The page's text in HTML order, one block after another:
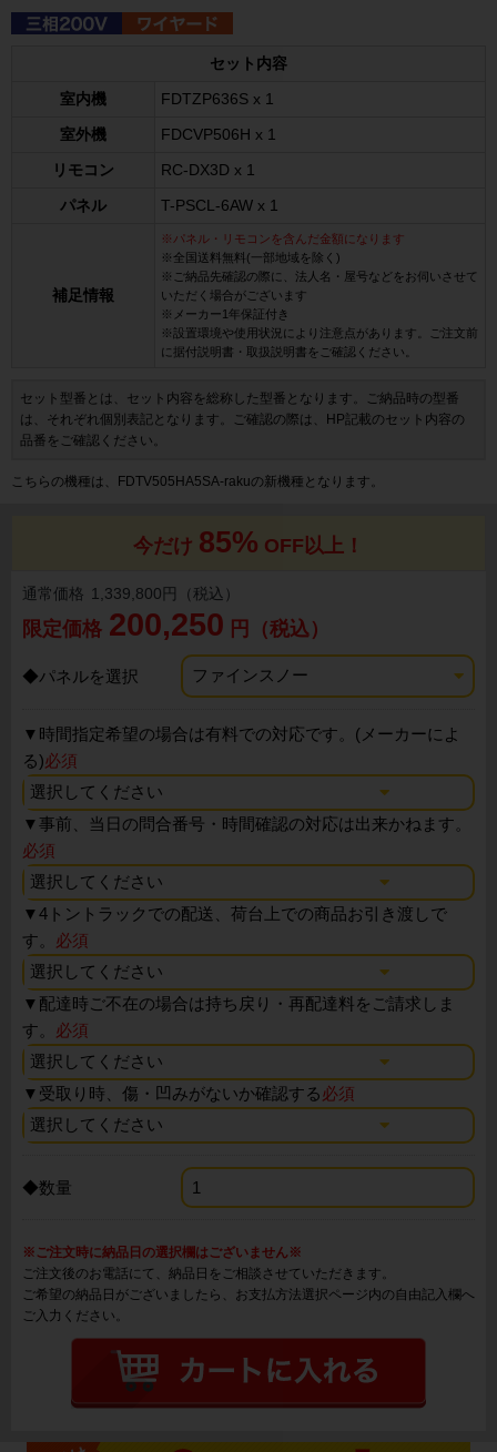
セット内容
室内機 FDTZP636S x 1
室外機 FDCVP506H x 1
リモコン RC-DX3D x 1
パネル T-PSCL-6AW x 1
補足情報
※パネル・リモコンを含んだ金額になります
※全国送料無料(一部地域を除く)
※ご納品先確認の際に、法人名・屋号などをお伺いさせて
いただく場合がございます
※メーカー1年保証付き
※設置環境や使用状況により注意点があります。ご注文前
に据付説明書・取扱説明書をご確認ください。
セット型番とは、セット内容を総称した型番となります。ご納品時の型番
は、それぞれ個別表記となります。ご確認の際は、HP記載のセット内容の
品番をご確認ください。
こちらの機種は、FDTV505HA5SA-rakuの新機種となります。
今だけ 85% OFF以上！
通常価格 1,339,800円（税込）
限定価格 200,250 円（税込）
◆パネルを選択
▼ 時間指定希望の場合は有料での対応です。(メーカーによ
る)必須
▼事前、当日の問合番号・時間確認の対応は出来かねます。
必須
▼4トントラックでの配送、荷台上での商品お引き渡しで
す。 必須
▼ 配達時ご不在の場合は持ち戻り・再配達料をご請求しま
す。 必須
▼ 受取り時、傷・凹みがないか確認する必須
◆数量
※ご注文時に納品日の選択欄はございません※
ご注文後のお電話にて、納品日をご相談させていただきます。
ご希望の納品日がございましたら、お支払方法選択ページ内の自由記入欄へ
ご入力ください。